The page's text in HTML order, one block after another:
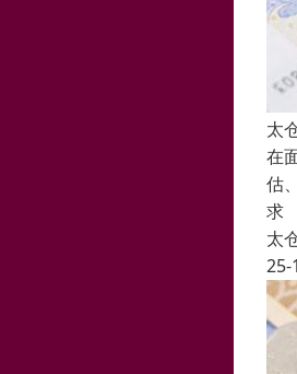
太
在
估
求
太
25-